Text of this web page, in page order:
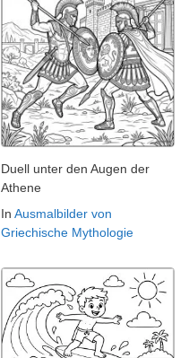
Duell unter den Augen der
Athene
In Ausmalbilder von
Griechische Mythologie